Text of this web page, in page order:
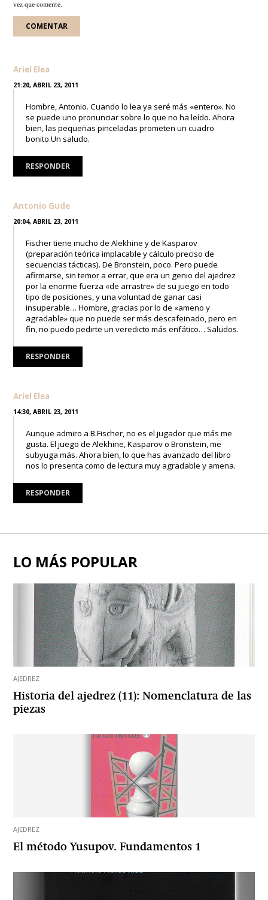
vez que comente.
Ariel Elea
21:20, ABRIL 23, 2011
Hombre, Antonio. Cuando lo lea ya seré más «entero». No
se puede uno pronunciar sobre lo que no ha leído. Ahora
bien, las pequeñas pinceladas prometen un cuadro
bonito.Un saludo.
RESPONDER
Antonio Gude
20:04, ABRIL 23, 2011
Fischer tiene mucho de Alekhine y de Kasparov
(preparación teórica implacable y cálculo preciso de
secuencias tácticas). De Bronstein, poco. Pero puede
afirmarse, sin temor a errar, que era un genio del ajedrez
por la enorme fuerza «de arrastre» de su juego en todo
tipo de posiciones, y una voluntad de ganar casi
insuperable… Hombre, gracias por lo de «ameno y
agradable» que no puede ser más descafeinado, pero en
fin, no puedo pedirte un veredicto más enfático… Saludos.
RESPONDER
Ariel Elea
14:30, ABRIL 23, 2011
Aunque admiro a B.Fischer, no es el jugador que más me
gusta. El juego de Alekhine, Kasparov o Bronstein, me
subyuga más. Ahora bien, lo que has avanzado del libro
nos lo presenta como de lectura muy agradable y amena.
RESPONDER
LO MÁS POPULAR
AJEDREZ
Historia del ajedrez (11): Nomenclatura de las
piezas
AJEDREZ
El método Yusupov. Fundamentos 1